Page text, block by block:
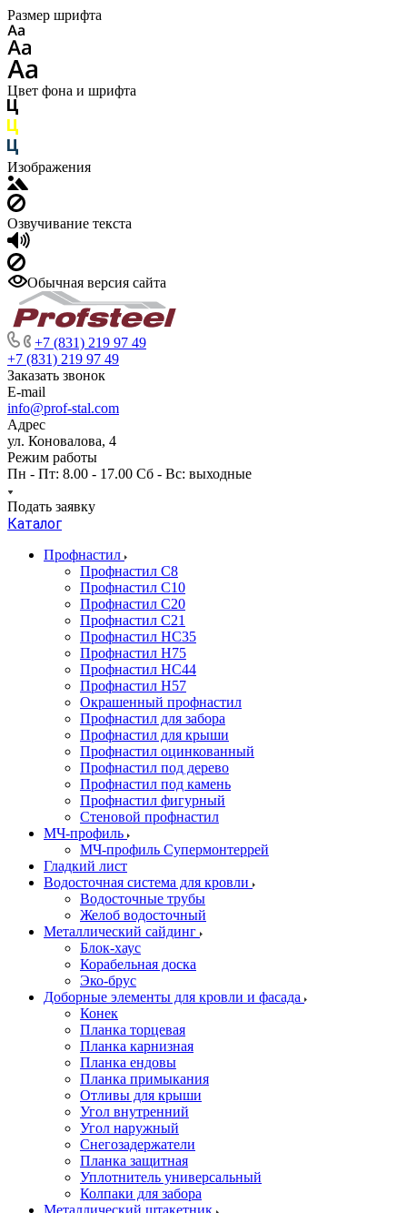
Размер шрифта
Цвет фона и шрифта
Изображения
Озвучивание текста
Обычная версия сайта
+7 (831) 219 97 49
+7 (831) 219 97 49
Заказать звонок
E-mail
info@prof-stal.com
Адрес
ул. Коновалова, 4
Режим работы
Пн - Пт: 8.00 - 17.00 Сб - Вс: выходные
Подать заявку
Каталог
Профнастил
Профнастил С8
Профнастил С10
Профнастил С20
Профнастил С21
Профнастил НС35
Профнастил Н75
Профнастил HC44
Профнастил Н57
Окрашенный профнастил
Профнастил для забора
Профнастил для крыши
Профнастил оцинкованный
Профнастил под дерево
Профнастил под камень
Профнастил фигурный
Стеновой профнастил
МЧ-профиль
МЧ-профиль Супермонтеррей
Гладкий лист
Водосточная система для кровли
Водосточные трубы
Желоб водосточный
Металлический сайдинг
Блок-хаус
Корабельная доска
Эко-брус
Доборные элементы для кровли и фасада
Конек
Планка торцевая
Планка карнизная
Планка ендовы
Планка примыкания
Отливы для крыши
Угол внутренний
Угол наружный
Снегозадержатели
Планка защитная
Уплотнитель универсальный
Колпаки для забора
Металлический штакетник